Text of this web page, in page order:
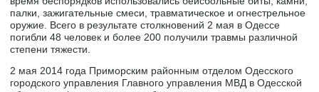
палки, зажигательные смеси, травматическое и огнестрельное
оружие. Всего в результате столкновений 2 мая в Одессе
погибли 48 человек и более 200 получили травмы различной
степени тяжести.
2 мая 2014 года Приморским районным отделом Одесского
городского управления Главного управления МВД в Одесской